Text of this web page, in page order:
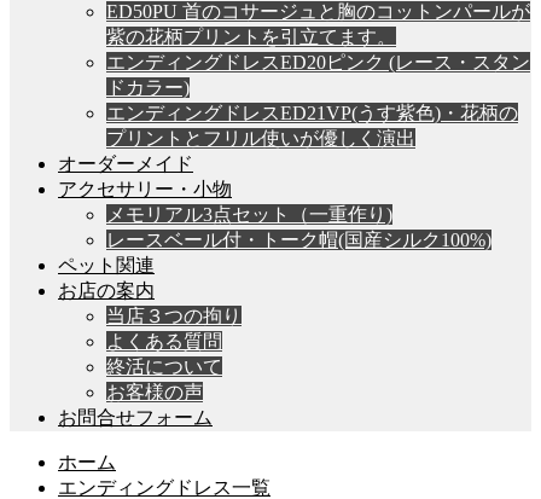
ED50PU 首のコサージュと胸のコットンパールが
紫の花柄プリントを引立てます。
エンディングドレスED20ピンク (レース・スタン
ドカラー)
エンディングドレスED21VP(うす紫色)・花柄の
プリントとフリル使いが優しく演出
オーダーメイド
アクセサリー・小物
メモリアル3点セット（一重作り)
レースベール付・トーク帽(国産シルク100%)
ペット関連
お店の案内
当店３つの拘り
よくある質問
終活について
お客様の声
お問合せフォーム
ホーム
エンディングドレス一覧